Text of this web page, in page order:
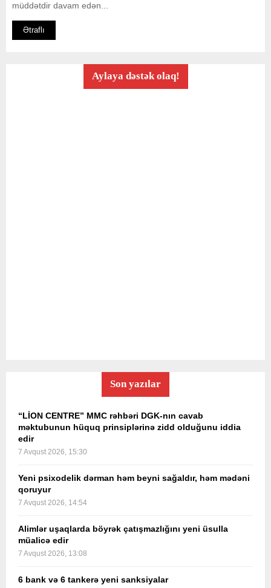
müddətdir davam edən...
Ətraflı
Aylaya dəstək olaq!
Son yazılar
“LİON CENTRE” MMC rəhbəri DGK-nın cavab
məktubunun hüquq prinsiplərinə zidd olduğunu iddia
edir
7 Avqust 2026, 15:30
Yeni psixodelik dərman həm beyni sağaldır, həm mədəni
qoruyur
7 Avqust 2026, 14:54
Alimlər uşaqlarda böyrək çatışmazlığını yeni üsulla
müalicə edir
7 Avqust 2026, 13:08
6 bank və 6 tankerə yeni sanksiyalar